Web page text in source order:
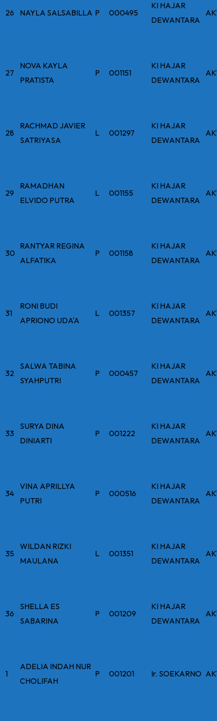
26 NAYLA SALSABILLA P 000495
KI HAJAR
DEWANTARA
27
NOVA KAYLA
PRATISTA
P 001151
KI HAJAR
DEWANTARA
28
RACHMAD JAVIER
SATRIYASA
L 001297
KI HAJAR
DEWANTARA
29
RAMADHAN
ELVIDO PUTRA
L 001155
KI HAJAR
DEWANTARA
30
RANTYAR REGINA
ALFATIKA
P 001158
KI HAJAR
DEWANTARA
31
RONI BUDI
APRIONO UDA'A
L 001357
KI HAJAR
DEWANTARA
32
SALWA TABINA
SYAHPUTRI
P 000457
KI HAJAR
DEWANTARA
33
SURYA DINA
DINIARTI
P 001222
KI HAJAR
DEWANTARA
34
VINA APRILLYA
PUTRI
P 000516
KI HAJAR
DEWANTARA
35
WILDAN RIZKI
MAULANA
L 001351
KI HAJAR
DEWANTARA
36
SHELLA ES
SABARINA
P 001209
KI HAJAR
DEWANTARA
1
ADELIA INDAH NUR
CHOLIFAH
P 001201 Ir. SOEKARNO